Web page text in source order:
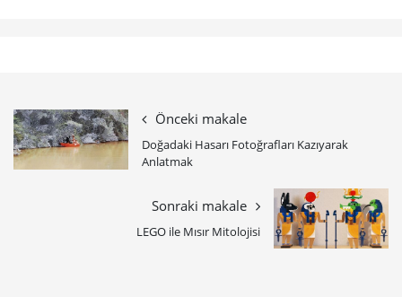
Önceki makale
Doğadaki Hasarı Fotoğrafları Kazıyarak
Anlatmak
Sonraki makale
LEGO ile Mısır Mitolojisi